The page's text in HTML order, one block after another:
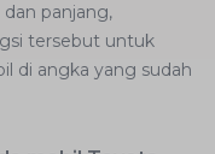
panjang,
tersebut untuk
di angka yang sudah